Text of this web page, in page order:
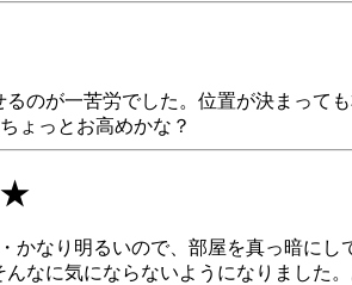
のが一苦労でした。位置が決まって
ょっとお高めかな？
★
かなり明るいので、部屋を真っ暗に
なに気にならないようになりました